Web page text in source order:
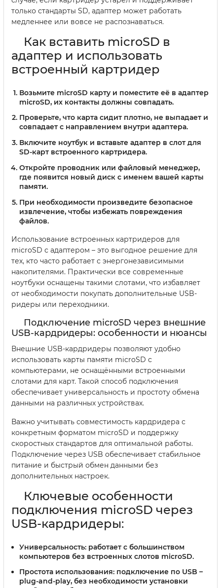
только стандарты SD, адаптер может работать
медленнее или вовсе не распознаваться.
Как вставить microSD в
адаптер и использовать
встроенный картридер
Возьмите microSD карту и поместите её в адаптер
microSD, их контакты должны совпадать.
Проверьте, что карта сидит плотно, не выпадает и
совпадает с направлением внутри адаптера.
Включите ноутбук и вставьте адаптер в слот для
SD-карт встроенного картридера.
Откройте проводник или файловый менеджер,
где появится новый диск с именем вашей карты
памяти.
При необходимости произведите безопасное
извлечение, чтобы избежать повреждения
файлов.
Использование встроенных картридеров для
microSD с адаптером – это выгодное решение для
тех, кто часто работает с энергонезависимыми
накопителями. Практически все современные
ноутбуки оснащены такими слотами, что избавляет
от необходимости покупать дополнительные USB-
ридеры или переходники.
Подключение microSD через внешние
USB-кардридеры: особенности и нюансы
Внешние USB-кардридеры позволяют удобно
использовать карты памяти microSD с
компьютерами, не оснащёнными встроенными
слотами для карт. Такой способ подключения
обеспечивает универсальность и простоту обмена
данными на различных устройствах.
Важно учитывать совместимость кардридера с
конкретным форматом microSD и поддержку
скоростных стандартов для оптимальной работы.
Подключение через USB обеспечивает стабильное
питание и быстрый обмен данными без
дополнительных настроек.
Ключевые особенности
подключения microSD через
USB-кардридеры:
Универсальность: работает с большинством
компьютеров без встроенных слотов microSD.
Простота использования: подключение по USB –
plug-and-play, без необходимости установки